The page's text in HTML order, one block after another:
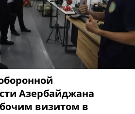
Азербайджана
визитом в